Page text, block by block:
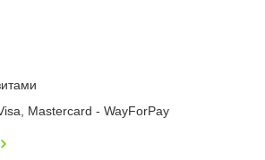
Mastercard - WayForPay